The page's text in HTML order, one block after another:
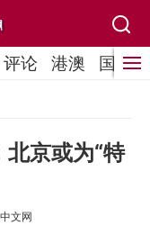
评论 港澳 国际
京或为“特
文网